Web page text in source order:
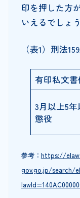
印を押した方
いえるでしょう
（表1）刑法
有印私文
3月以上5年
懲役
参考： https://
gov.go.jp/search/